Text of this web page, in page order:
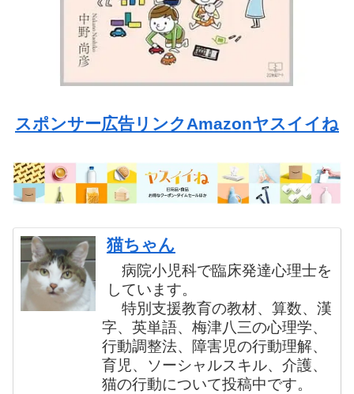
スポンサー広告リンクAmazonヤスイイね
猫ちゃん
病院小児科で臨床発達心理士を
しています。
特別支援教育の教材、算数、漢
字、英単語、梅津八三の心理学、
行動調整法、障害児の行動理解、
育児、ソーシャルスキル、介護、
猫の行動について投稿中です。